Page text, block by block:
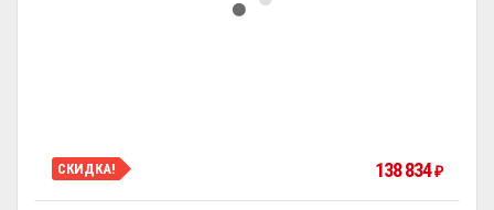
СКИДКА! 138 834₽